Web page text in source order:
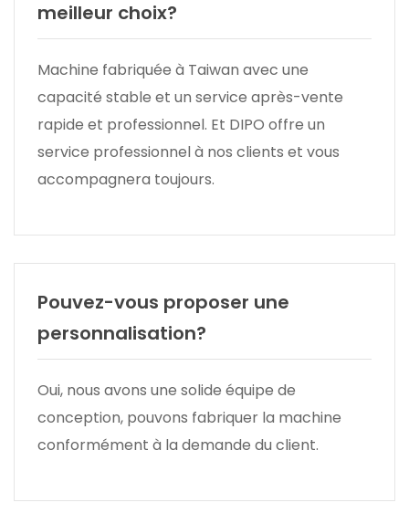
meilleur choix?
Machine fabriquée à Taiwan avec une
capacité stable et un service après-vente
rapide et professionnel. Et DIPO offre un
service professionnel à nos clients et vous
accompagnera toujours.
Pouvez-vous proposer une
personnalisation?
Oui, nous avons une solide équipe de
conception, pouvons fabriquer la machine
conformément à la demande du client.